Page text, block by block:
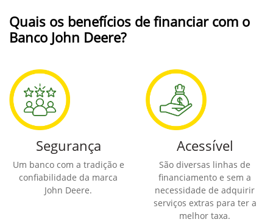
Quais os benefícios de financiar com o
Banco John Deere?
Segurança
Um banco com a tradição e
confiabilidade da marca
John Deere.
Acessível
São diversas linhas de
financiamento e sem a
necessidade de adquirir
serviços extras para ter a
melhor taxa.